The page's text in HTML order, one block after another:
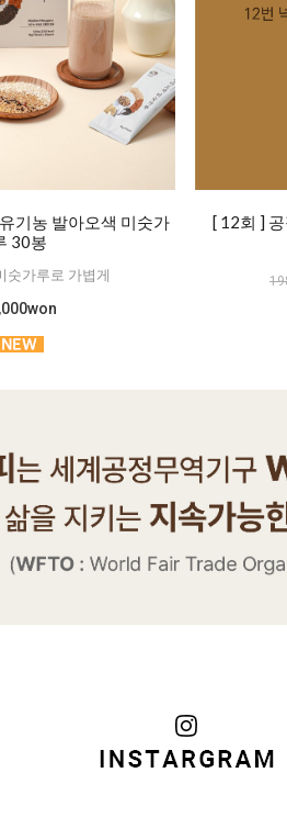
기농 발아오색 미숫가
30봉
숫가루로 가볍게
[ 12회 ]